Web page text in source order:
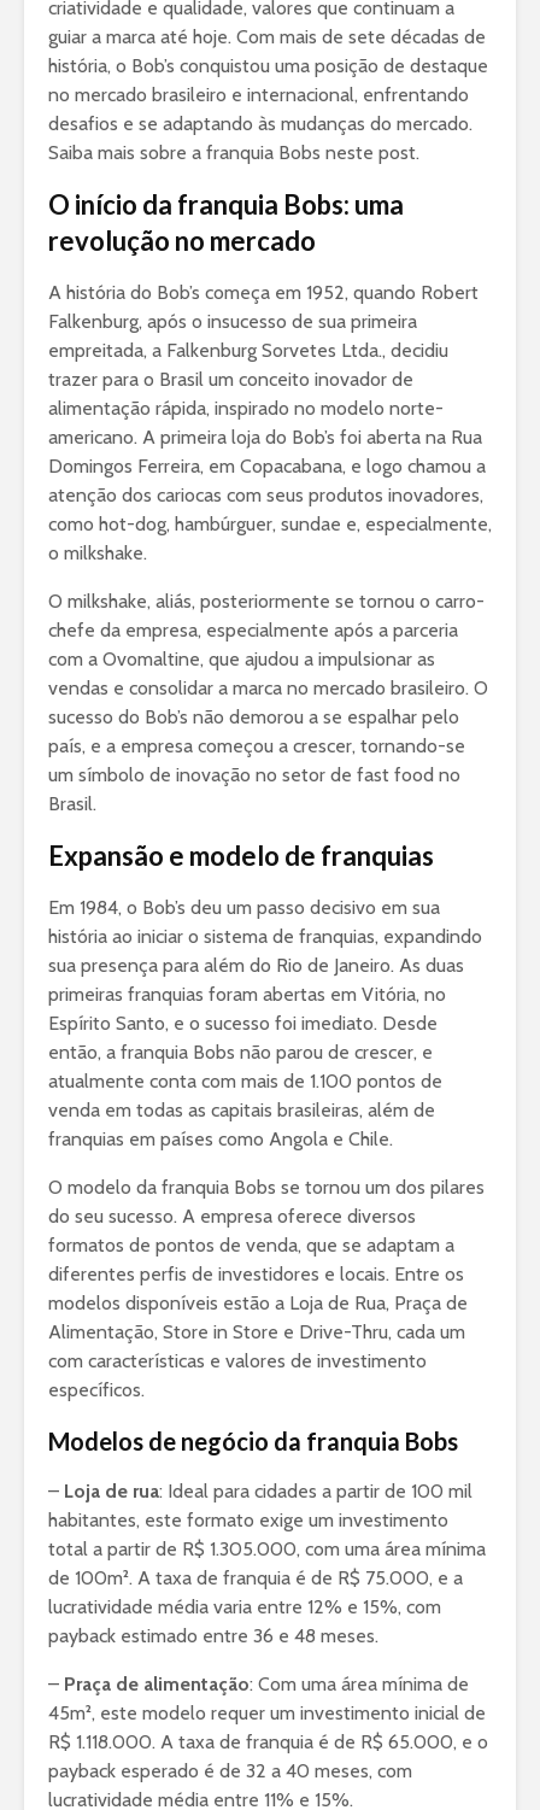
criatividade e qualidade, valores que continuam a
guiar a marca até hoje. Com mais de sete décadas de
história, o Bob’s conquistou uma posição de destaque
no mercado brasileiro e internacional, enfrentando
desafios e se adaptando às mudanças do mercado.
Saiba mais sobre a franquia Bobs neste post.
O início da franquia Bobs: uma
revolução no mercado
A história do Bob’s começa em 1952, quando Robert
Falkenburg, após o insucesso de sua primeira
empreitada, a Falkenburg Sorvetes Ltda., decidiu
trazer para o Brasil um conceito inovador de
alimentação rápida, inspirado no modelo norte-
americano. A primeira loja do Bob’s foi aberta na Rua
Domingos Ferreira, em Copacabana, e logo chamou a
atenção dos cariocas com seus produtos inovadores,
como hot-dog, hambúrguer, sundae e, especialmente,
o milkshake.
O milkshake, aliás, posteriormente se tornou o carro-
chefe da empresa, especialmente após a parceria
com a Ovomaltine, que ajudou a impulsionar as
vendas e consolidar a marca no mercado brasileiro. O
sucesso do Bob’s não demorou a se espalhar pelo
país, e a empresa começou a crescer, tornando-se
um símbolo de inovação no setor de fast food no
Brasil.
Expansão e modelo de franquias
Em 1984, o Bob’s deu um passo decisivo em sua
história ao iniciar o sistema de franquias, expandindo
sua presença para além do Rio de Janeiro. As duas
primeiras franquias foram abertas em Vitória, no
Espírito Santo, e o sucesso foi imediato. Desde
então, a franquia Bobs não parou de crescer, e
atualmente conta com mais de 1.100 pontos de
venda em todas as capitais brasileiras, além de
franquias em países como Angola e Chile.
O modelo da franquia Bobs se tornou um dos pilares
do seu sucesso. A empresa oferece diversos
formatos de pontos de venda, que se adaptam a
diferentes perfis de investidores e locais. Entre os
modelos disponíveis estão a Loja de Rua, Praça de
Alimentação, Store in Store e Drive-Thru, cada um
com características e valores de investimento
específicos.
Modelos de negócio da franquia Bobs
– Loja de rua: Ideal para cidades a partir de 100 mil
habitantes, este formato exige um investimento
total a partir de R$ 1.305.000, com uma área mínima
de 100m². A taxa de franquia é de R$ 75.000, e a
lucratividade média varia entre 12% e 15%, com
payback estimado entre 36 e 48 meses.
– Praça de alimentação: Com uma área mínima de
45m², este modelo requer um investimento inicial de
R$ 1.118.000. A taxa de franquia é de R$ 65.000, e o
payback esperado é de 32 a 40 meses, com
lucratividade média entre 11% e 15%.